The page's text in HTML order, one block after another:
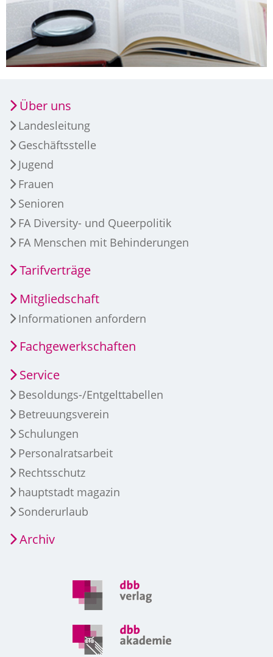
Über uns
Landesleitung
Geschäftsstelle
Jugend
Frauen
Senioren
FA Diversity- und Queerpolitik
FA Menschen mit Behinderungen
Tarifverträge
Mitgliedschaft
Informationen anfordern
Fachgewerkschaften
Service
Besoldungs-/Entgelttabellen
Betreuungsverein
Schulungen
Personalratsarbeit
Rechtsschutz
hauptstadt magazin
Sonderurlaub
Archiv